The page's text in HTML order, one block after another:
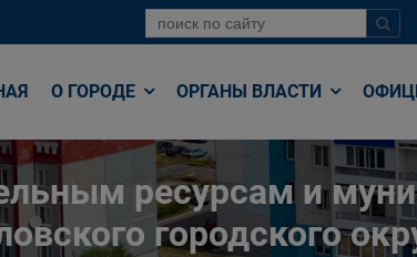
О ГОРОДЕ ОРГАНЫ ВЛАСТИ
ресурсам и
городского